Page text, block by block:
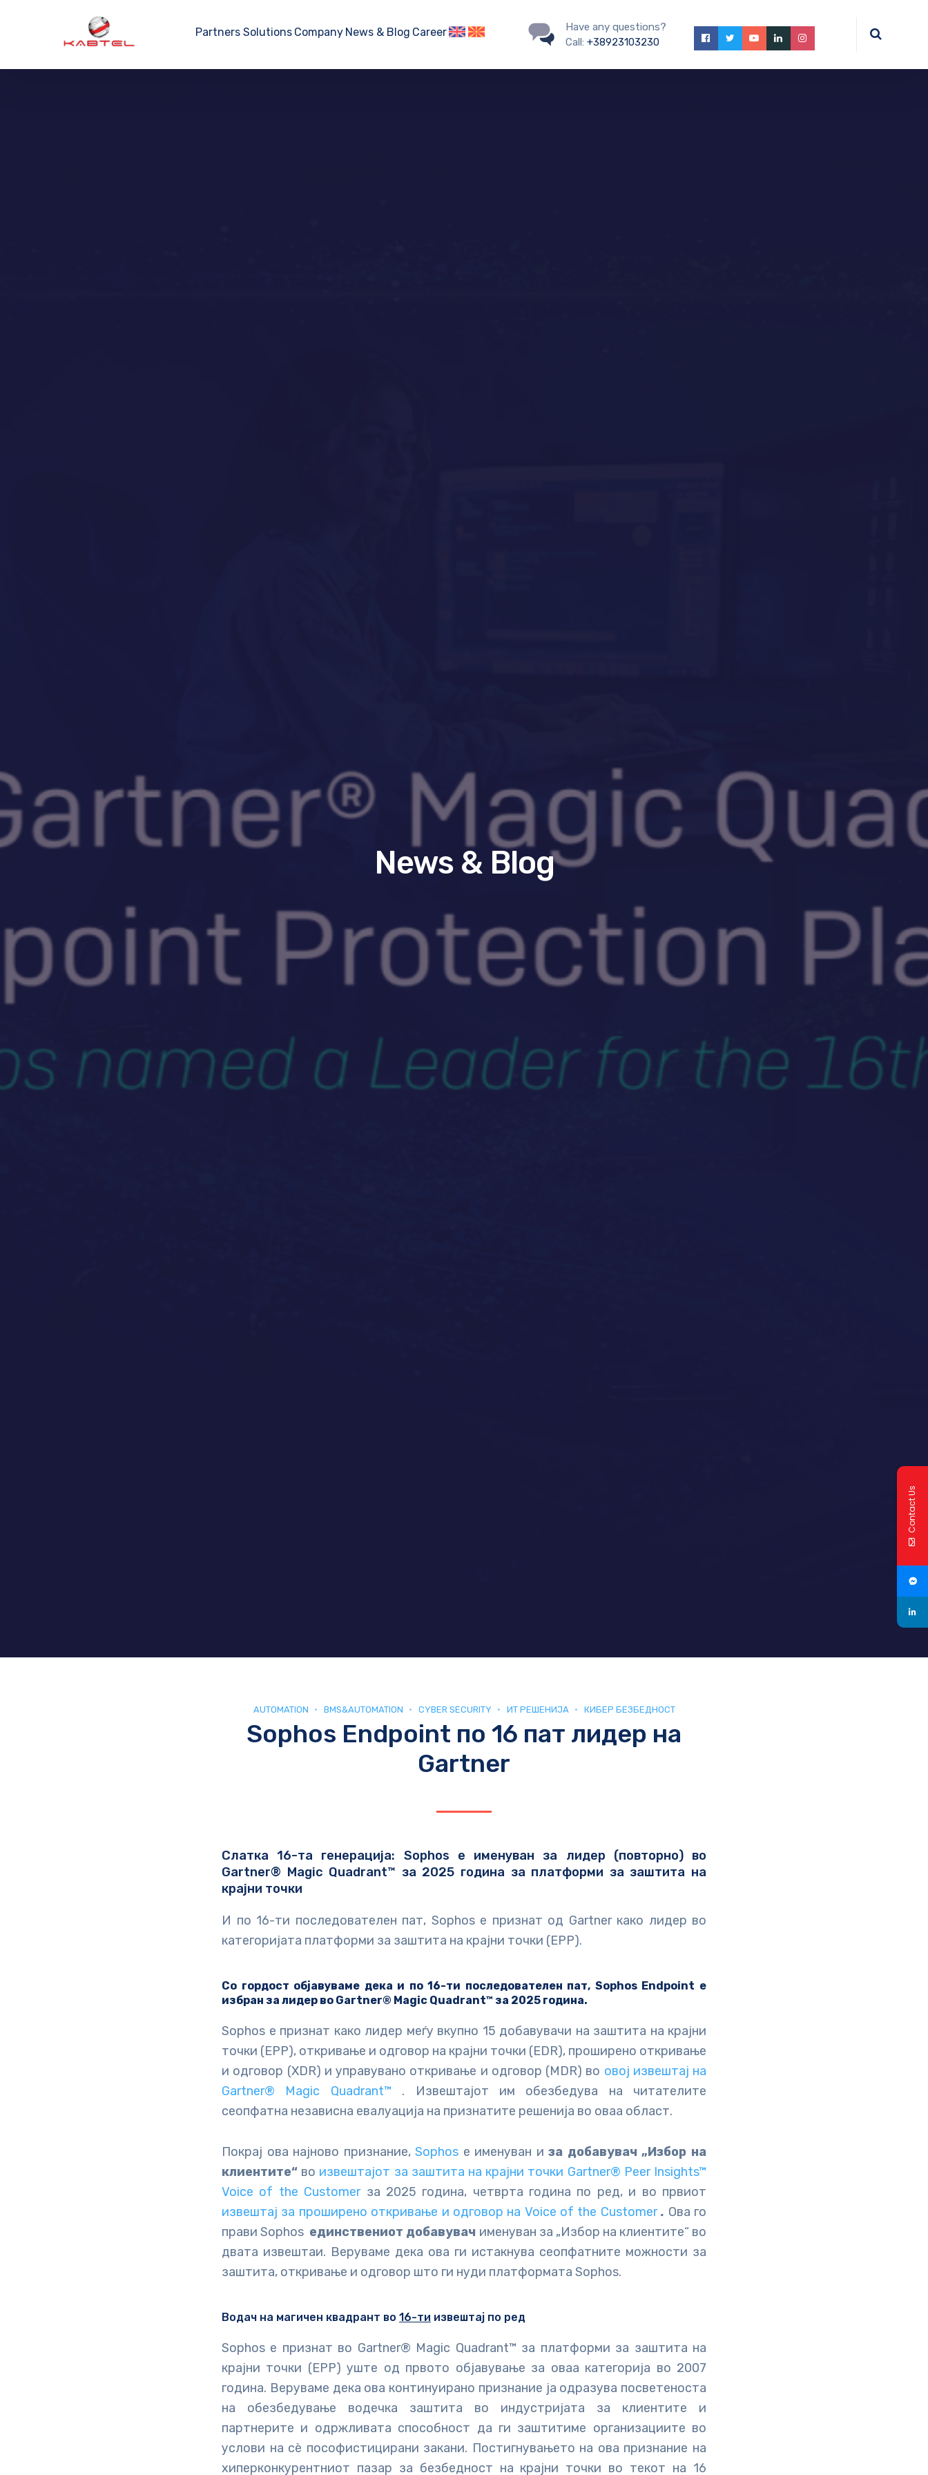
Partners Solutions Company News & Blog Career
Have any questions?
Call: +38923103230
News & Blog
AUTOMATION BMS&AUTOMATION CYBER SECURITY ИТ РЕШЕНИЈА КИБЕР БЕЗБЕДНОСТ
Sophos Endpoint по 16 пат лидер на
Gartner
Слатка 16-та генерација: Sophos е именуван за лидер (повторно) во
Gartner® Magic Quadrant™ за 2025 година за платформи за заштита на
крајни точки
И по 16-ти последователен пат, Sophos е признат од Gartner како лидер во
категоријата платформи за заштита на крајни точки (EPP).
Со гордост објавуваме дека и по 16-ти последователен пат, Sophos Endpoint е
избран за лидер во Gartner® Magic Quadrant™ за 2025 година.
Sophos е признат како лидер меѓу вкупно 15 добавувачи на заштита на крајни
точки (EPP), откривање и одговор на крајни точки (EDR), проширено откривање
и одговор (XDR) и управувано откривање и одговор (MDR) во овој извештај на
Gartner® Magic Quadrant™ . Извештајот им обезбедува на читателите
сеопфатна независна евалуација на признатите решенија во оваа област.
Покрај ова најново признание,Sophos е именуван иза добавувач „Избор на
клиентите“ во извештајот за заштита на крајни точки Gartner® Peer Insights™
Voice of the Customerза 2025 година, четврта година по ред, и во првиот
извештај за проширено откривање и одговор на Voice of the Customer. Ова го
прави Sophos единствениот добавувач именуван за „Избор на клиентите“ во
двата извештаи. Веруваме дека ова ги истакнува сеопфатните можности за
заштита, откривање и одговор што ги нуди платформата Sophos.
Водач на магичен квадрант во 16-ти извештај по ред
Sophos е признат во Gartner® Magic Quadrant™ за платформи за заштита на
крајни точки (EPP) уште од првото објавување за оваа категорија во 2007
година. Веруваме дека ова континуирано признание ја одразува посветеноста
на обезбедување водечка заштита во индустријата за клиентите и
партнерите и одржливата способност да ги заштитиме организациите во
услови на сè пософистицирани закани. Постигнувањето на ова признание на
хиперконкурентниот пазар за безбедност на крајни точки во текот на 16
Contact Us